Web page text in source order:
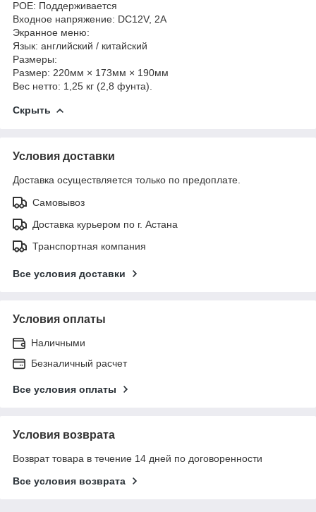
POE: Поддерживается
Входное напряжение: DC12V, 2A
Экранное меню:
Язык: английский / китайский
Размеры:
Размер: 220мм × 173мм × 190мм
Вес нетто: 1,25 кг (2,8 фунта).
Скрыть
Условия доставки
Доставка осуществляется только по предоплате.
Самовывоз
Доставка курьером по г. Астана
Транспортная компания
Все условия доставки
Условия оплаты
Наличными
Безналичный расчет
Все условия оплаты
Условия возврата
Возврат товара в течение 14 дней по договоренности
Все условия возврата